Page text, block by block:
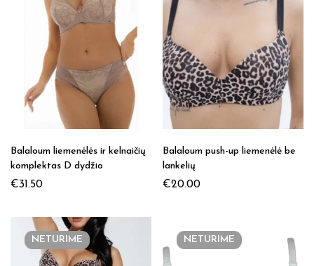
Balaloum liemenėlės ir kelnaičių
komplektas D dydžio
€31.50
Balaloum push-up liemenėlė be
lankelių
€20.00
NETURIME NETURIME